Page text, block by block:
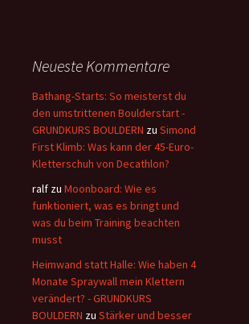
Neueste Kommentare
Bathang-Starts: So meisterst du
den umstrittenen Boulderstart -
GRUNDKURS BOULDERN zu Simond
First Klimb: Was kann der 45-Euro-
Kletterschuh von Decathlon?
ralf zu Moonboard: Wie es
funktioniert, was es bringt und
was du beim Training beachten
musst
Heimwand statt Halle: Wie haben 4
Monate Spraywall mein Klettern
verändert? - GRUNDKURS
BOULDERN zu Stärker und besser